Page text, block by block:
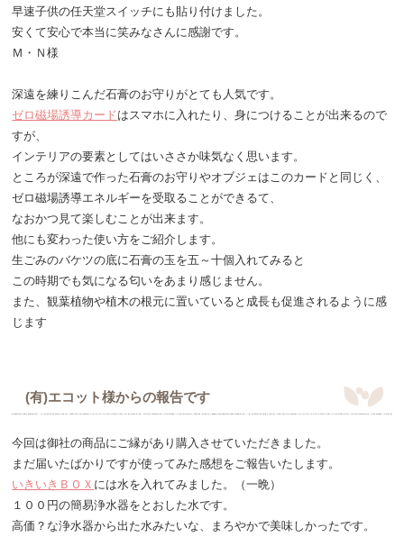
早速子供の任天堂スイッチにも貼り付けました。
安くて安心で本当に笑みなさんに感謝です。
Ｍ・Ｎ様
深遠を練りこんだ石膏のお守りがとても人気です。
ゼロ磁場誘導カード はスマホに入れたり、身につけることが出来るので
すが、
インテリアの要素としてはいささか味気なく思います。
ところが深遠で作った石膏のお守りやオブジェはこのカードと同じく、
ゼロ磁場誘導エネルギーを受取ることができるて、
なおかつ見て楽しむことが出来ます。
他にも変わった使い方をご紹介します。
生ごみのバケツの底に石膏の玉を五～十個入れてみると
この時期でも気になる匂いをあまり感じません。
また、観葉植物や植木の根元に置いていると成長も促進されるように感
じます
(有)エコット様からの報告です
今回は御社の商品にご縁があり購入させていただきました。
まだ届いたばかりですが使ってみた感想をご報告いたします。
いきいきＢＯＸ には水を入れてみました。（一晩）
１００円の簡易浄水器をとおした水です。
高価？な浄水器から出た水みたいな、まろやかで美味しかったです。